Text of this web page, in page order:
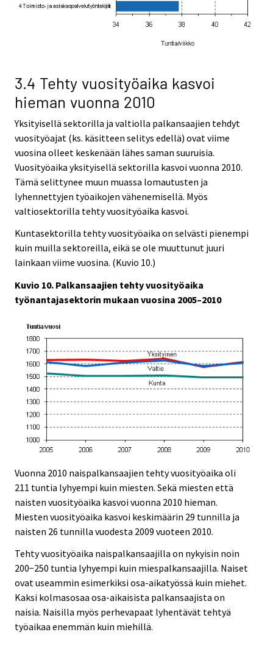
3.4 Tehty vuosityöaika kasvoi
hieman vuonna 2010
Yksityisellä sektorilla ja valtiolla palkansaajien tehdyt
vuosityöajat (ks. käsitteen selitys edellä) ovat viime
vuosina olleet keskenään lähes saman suuruisia.
Vuosityöaika yksityisellä sektorilla kasvoi vuonna 2010.
Tämä selittynee muun muassa lomautusten ja
lyhennettyjen työaikojen vähenemisellä. Myös
valtiosektorilla tehty vuosityöaika kasvoi.
Kuntasektorilla tehty vuosityöaika on selvästi pienempi
kuin muilla sektoreilla, eikä se ole muuttunut juuri
lainkaan viime vuosina. (Kuvio 10.)
Kuvio 10. Palkansaajien tehty vuosityöaika
työnantajasektorin mukaan vuosina 2005–2010
Vuonna 2010 naispalkansaajien tehty vuosityöaika oli
211 tuntia lyhyempi kuin miesten. Sekä miesten että
naisten vuosityöaika kasvoi vuonna 2010 hieman.
Miesten vuosityöaika kasvoi keskimäärin 29 tunnilla ja
naisten 26 tunnilla vuodesta 2009 vuoteen 2010.
Tehty vuosityöaika naispalkansaajilla on nykyisin noin
200−250 tuntia lyhyempi kuin miespalkansaajilla. Naiset
ovat useammin esimerkiksi osa-aikatyössä kuin miehet.
Kaksi kolmasosaa osa-aikaisista palkansaajista on
naisia. Naisilla myös perhevapaat lyhentävät tehtyä
työaikaa enemmän kuin miehillä.